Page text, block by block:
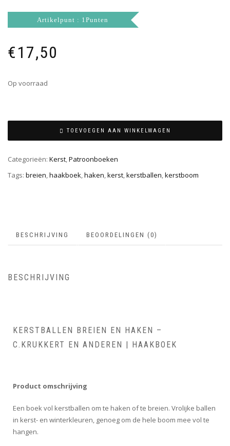
Artikelpunt : 1Punten
€17,50
Op voorraad
TOEVOEGEN AAN WINKELWAGEN
Categorieën: Kerst,Patroonboeken
Tags: breien,haakboek,haken,kerst,kerstballen,kerstboom
BESCHRIJVING BEOORDELINGEN (0)
BESCHRIJVING
KERSTBALLEN BREIEN EN HAKEN –
C.KRUKKERT EN ANDEREN | HAAKBOEK
Product omschrijving
Een boek vol kerstballen om te haken of te breien. Vrolijke ballen
in kerst- en winterkleuren, genoeg om de hele boom mee vol te
hangen.